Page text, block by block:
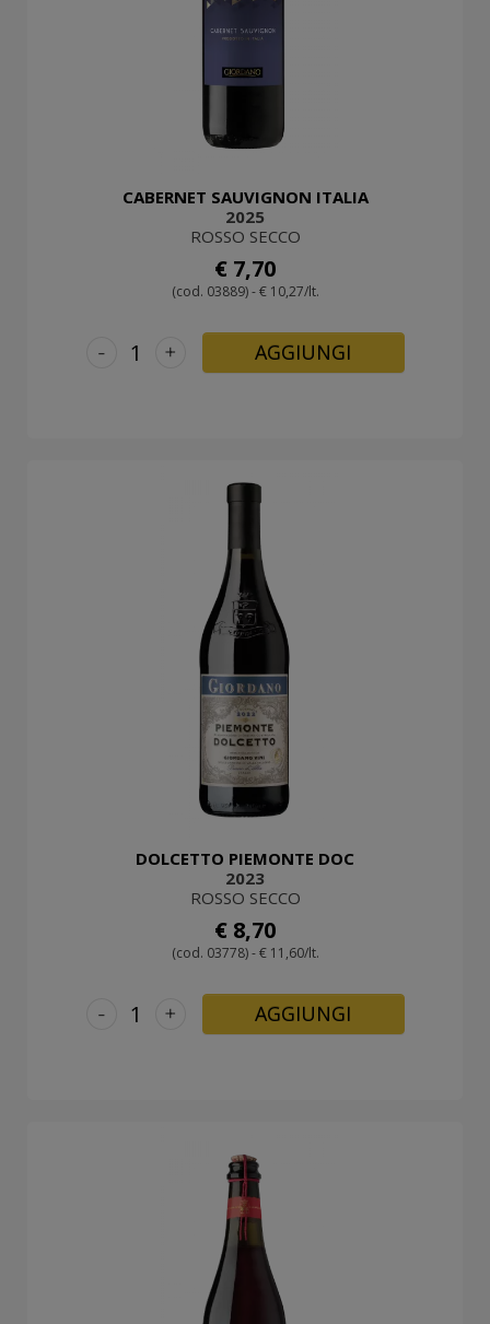
CABERNET SAUVIGNON ITALIA
2025
ROSSO SECCO
€ 7,70
(cod. 03889) - € 10,27/lt.
+
- AGGIUNGI
DOLCETTO PIEMONTE DOC
2023
ROSSO SECCO
€ 8,70
(cod. 03778) - € 11,60/lt.
+
- AGGIUNGI